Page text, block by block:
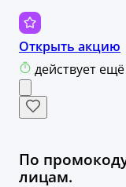
Открыть акцию
действует
По
лицам.